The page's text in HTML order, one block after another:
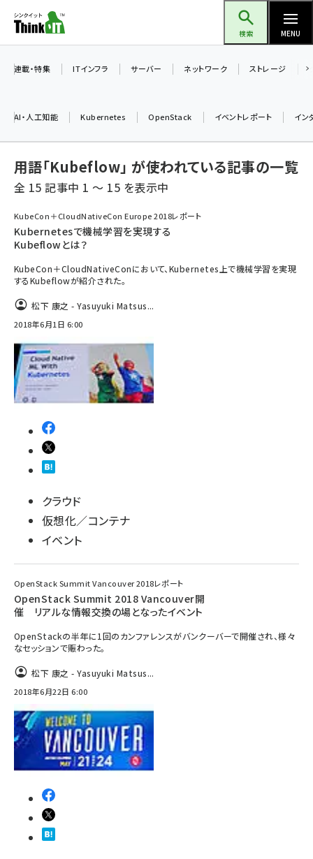
ン
ツ
検索 MENU
ai (2504)
加藤銘のチーム貢献～仲間と築いた勝利の絆～ (2325)
北海道をのんびり旅する晴山佳須夫のヒント集！ (2047)
genai (1492)
abc123 (1367)
連載・特集 ITインフラ サーバー ネットワーク ストレージ
AI・人工知能 Kubernetes OpenStack イベントレポート イン
用語「Kubeflow」 が使われている記事の一覧
全 15 記事中 1 ～ 15 を表示中
KubeCon＋CloudNativeCon Europe 2018レポート
Kubernetesで機械学習を実現する
Kubeflowとは？
KubeCon＋CloudNativeConにおいて、Kubernetes上で機械学習を実現
するKubeflowが紹介された。
松下 康之 - Yasuyuki Matsus...
2018年6月1日 6:00
クラウド
仮想化／コンテナ
イベント
OpenStack Summit Vancouver 2018レポート
OpenStack Summit 2018 Vancouver開
催 リアルな情報交換の場となったイベント
OpenStackの半年に1回のカンファレンスがバンクーバーで開催され、様々
なセッションで賑わった。
松下 康之 - Yasuyuki Matsus...
2018年6月22日 6:00